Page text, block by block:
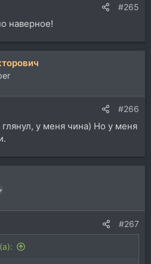
#265
наверное!
#266
у меня чина) Но у меня
#267